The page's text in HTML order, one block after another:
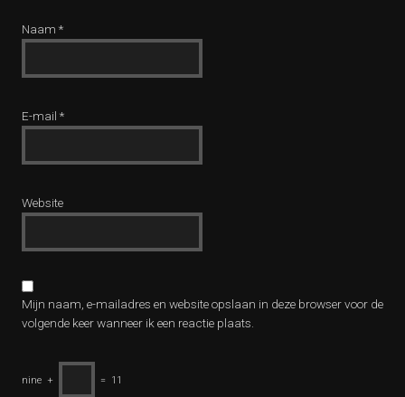
Naam *
E-mail *
Website
Mijn naam, e-mailadres en website opslaan in deze browser voor de
volgende keer wanneer ik een reactie plaats.
nine + = 11